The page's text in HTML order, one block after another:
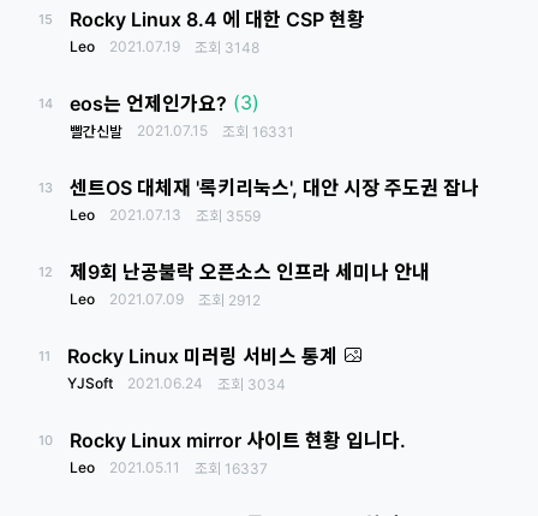
15 Rocky Linux 8.4 에 대한 CSP 현황
Leo 2021.07.19 조회 3148
14 eos는 언제인가요? (3)
빨간신발 2021.07.15 조회 16331
13 센트OS 대체재 '록키리눅스', 대안 시장 주도권 잡나
Leo 2021.07.13 조회 3559
12 제9회 난공불락 오픈소스 인프라 세미나 안내
Leo 2021.07.09 조회 2912
11 Rocky Linux 미러링 서비스 통계
YJSoft 2021.06.24 조회 3034
10 Rocky Linux mirror 사이트 현황 입니다.
Leo 2021.05.11 조회 16337